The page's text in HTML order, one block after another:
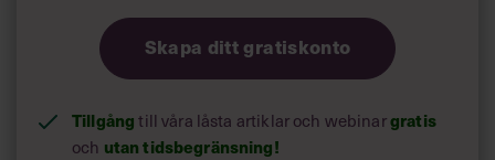
Skapa ditt gratiskonto
Tillgångtill våra låsta artiklar och webinargratis
och utan tidsbegränsning!